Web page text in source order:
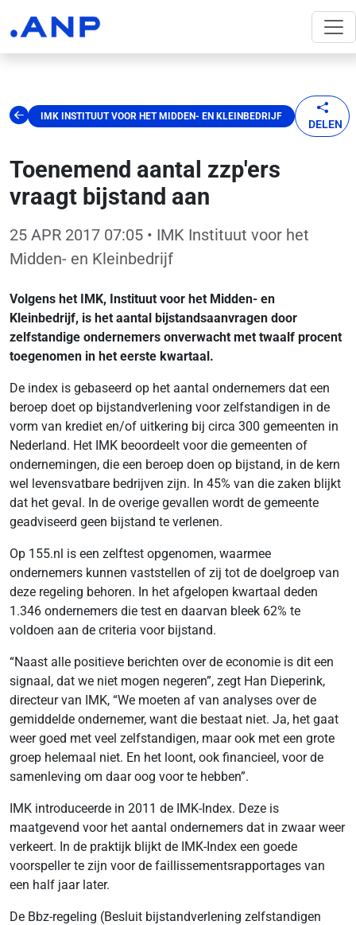
IMK INSTITUUT VOOR HET MIDDEN- EN KLEINBEDRIJF
DELEN
Toenemend aantal zzp'ers
vraagt bijstand aan
25 APR 2017 07:05 • IMK Instituut voor het
Midden- en Kleinbedrijf
Volgens het IMK, Instituut voor het Midden- en
Kleinbedrijf, is het aantal bijstandsaanvragen door
zelfstandige ondernemers onverwacht met twaalf procent
toegenomen in het eerste kwartaal.
De index is gebaseerd op het aantal ondernemers dat een
beroep doet op bijstandverlening voor zelfstandigen in de
vorm van krediet en/of uitkering bij circa 300 gemeenten in
Nederland. Het IMK beoordeelt voor die gemeenten of
ondernemingen, die een beroep doen op bijstand, in de kern
wel levensvatbare bedrijven zijn. In 45% van die zaken blijkt
dat het geval. In de overige gevallen wordt de gemeente
geadviseerd geen bijstand te verlenen.
Op 155.nl is een zelftest opgenomen, waarmee
ondernemers kunnen vaststellen of zij tot de doelgroep van
deze regeling behoren. In het afgelopen kwartaal deden
1.346 ondernemers die test en daarvan bleek 62% te
voldoen aan de criteria voor bijstand.
“Naast alle positieve berichten over de economie is dit een
signaal, dat we niet mogen negeren”, zegt Han Dieperink,
directeur van IMK, “We moeten af van analyses over de
gemiddelde ondernemer, want die bestaat niet. Ja, het gaat
weer goed met veel zelfstandigen, maar ook met een grote
groep helemaal niet. En het loont, ook financieel, voor de
samenleving om daar oog voor te hebben”.
IMK introduceerde in 2011 de IMK-Index. Deze is
maatgevend voor het aantal ondernemers dat in zwaar weer
verkeert. In de praktijk blijkt de IMK-Index een goede
voorspeller te zijn voor de faillissementsrapportages van
een half jaar later.
De Bbz-regeling (Besluit bijstandverlening zelfstandigen